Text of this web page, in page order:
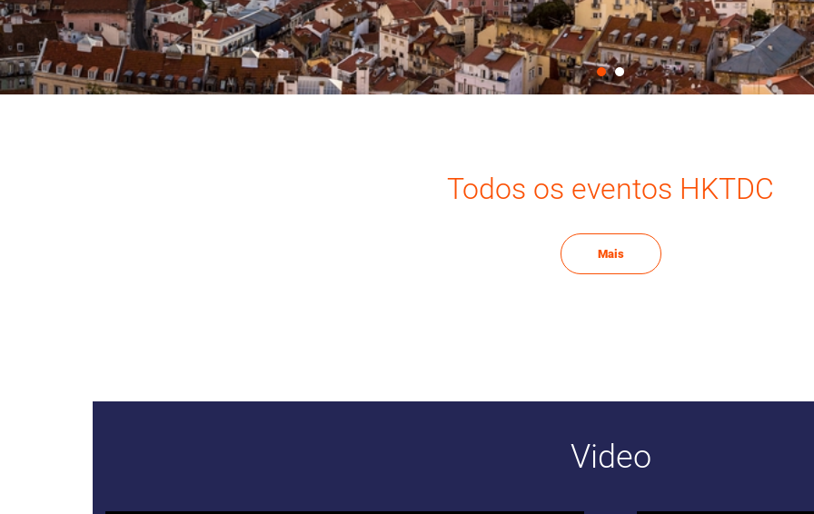
Todos os eventos HKTDC
Mais
Video